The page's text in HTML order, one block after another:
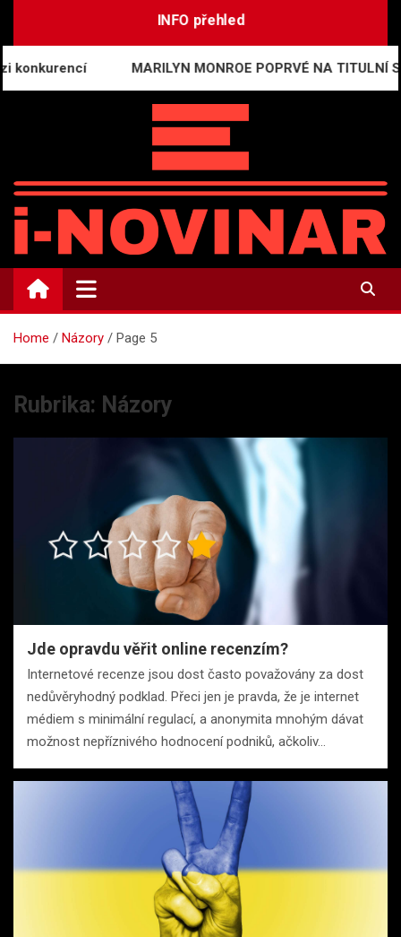
INFO přehled
MARILYN MONROE POPRVÉ NA TITULNÍ
i-NOVINÁŘ
Mediální komunikace a press relations
Home Názory Page 5
Rubrika: Názory
Jde opravdu věřit online recenzím?
Internetové recenze jsou dost často považovány za dost
nedůvěryhodný podklad. Přeci jen je pravda, že je internet
médiem s minimální regulací, a anonymita mnohým dávat
možnost nepříznivého hodnocení podniků, ačkoliv…